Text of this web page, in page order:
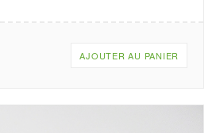
AJOUTER AU PANIER